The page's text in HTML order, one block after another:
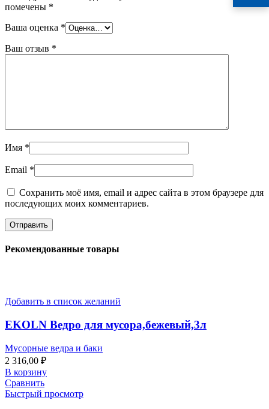
помечены *
Ваша оценка *
Ваш отзыв *
Имя *
Email *
Сохранить моё имя, email и адрес сайта в этом браузере для
последующих моих комментариев.
Рекомендованные товары
Добавить в список желаний
EKOLN Ведро для мусора,бежевый,3л
Мусорные ведра и баки
2 316,00 ₽
В корзину
Сравнить
Быстрый просмотр